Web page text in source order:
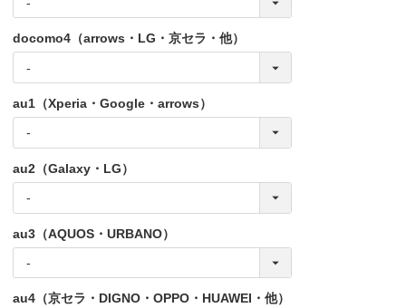
docomo4（arrows・LG・京セラ・他）
au1（Xperia・Google・arrows）
au2（Galaxy・LG）
au3（AQUOS・URBANO）
au4（京セラ・DIGNO・OPPO・HUAWEI・他）